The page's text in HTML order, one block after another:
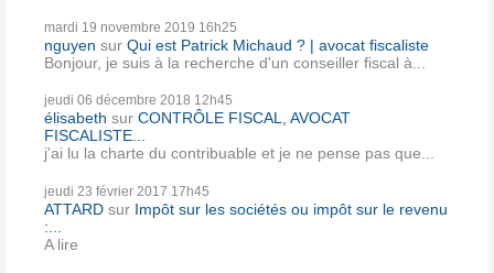
mardi 19 novembre 2019 16h25
nguyen sur Qui est Patrick Michaud ? | avocat fiscaliste
Bonjour, je suis à la recherche d'un conseiller fiscal à...
jeudi 06 décembre 2018 12h45
élisabeth sur CONTRÔLE FISCAL, AVOCAT
FISCALISTE...
j'ai lu la charte du contribuable et je ne pense pas que...
jeudi 23 février 2017 17h45
ATTARD sur Impôt sur les sociétés ou impôt sur le revenu
:...
A lire